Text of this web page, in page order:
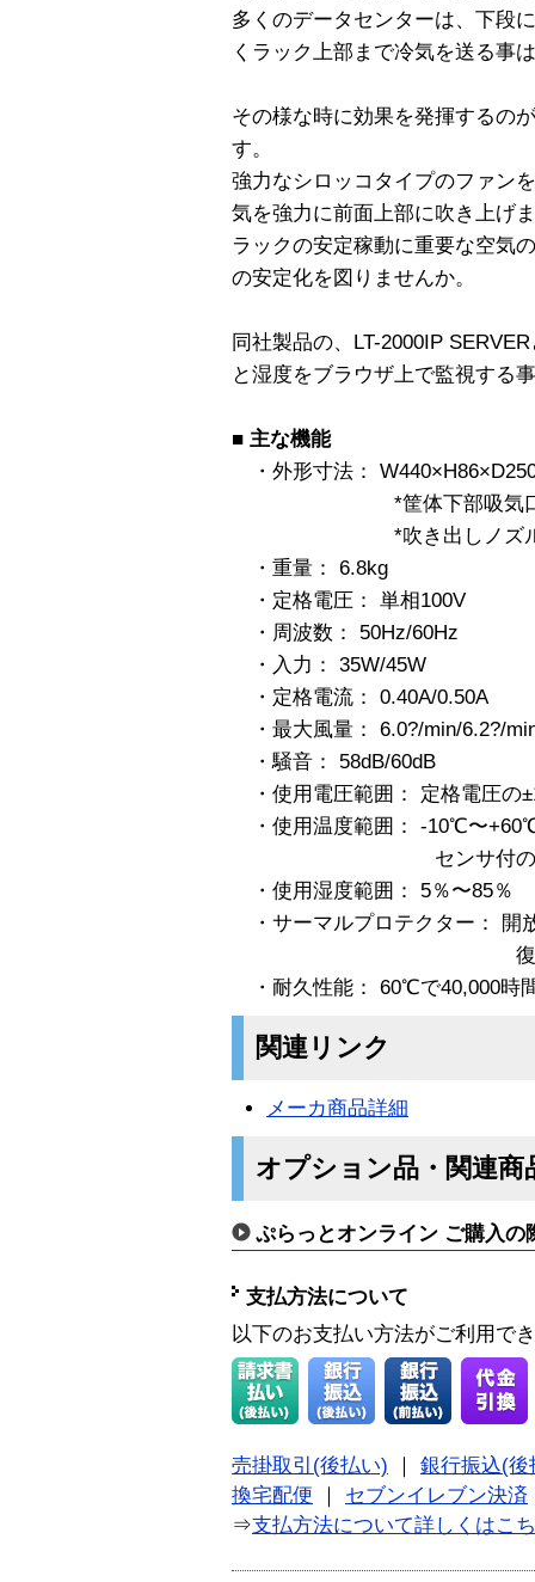
多くのデータセンターは、下段
くラック上部まで冷気を送る事
その様な時に効果を発揮するの
す。
強力なシロッコタイプのファン
気を強力に前面上部に吹き上げ
ラックの安定稼動に重要な空気
の安定化を図りませんか。
同社製品の、LT-2000IP
と湿度をブラウザ上で監視する
■ 主な機能
・外形寸法：
*筐体下部吸気口は
*吹き出しノズル部は
・重量： 6.8kg
・定格電圧： 単相100V
・周波数： 50Hz/60Hz
・入力： 35W/45W
・定格電流： 0.40A/0.50A
・最大風量： 6.0?/min/6.2?/
・騒音： 58dB/60dB
・使用電圧範囲： 定格電圧の
・使用温度範囲： -10℃〜
センサ付の場合
・使用湿度範囲： 5％〜85％
・サーマルプロテクター： 開
復帰・・・
・耐久性能： 60℃で40,000時
関連リンク
メーカ商品詳細
オプション品・関連商
ぷらっとオンライン ご購入の
支払方法について
以下のお支払い方法がご利用で
売掛取引(後払い)
銀行振込(後
換宅配便
セブンイレブン決済
⇒支払方法について詳しくはこ